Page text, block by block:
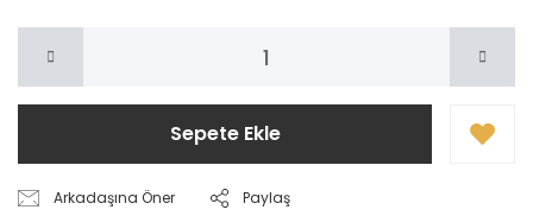
Sepete Ekle
Arkadaşına Öner Paylaş